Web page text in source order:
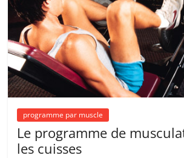
programme par muscle
Le programme de
les cuisses